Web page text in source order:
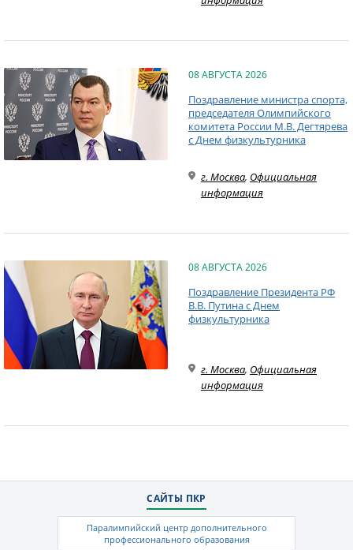
08 АВГУСТА 2026
Поздравление министра спорта,
председателя Олимпийского
комитета России М.В. Дегтярева
с Днем физкультурника
г. Москва, Официальная
информация
08 АВГУСТА 2026
Поздравление Президента РФ
В.В. Путина с Днем
физкультурника
г. Москва, Официальная
информация
САЙТЫ ПКР
Паралимпийский центр дополнительного
профессионального образования